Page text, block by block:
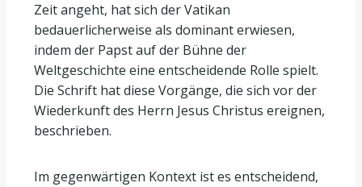
Zeit angeht, hat sich der Vatikan
bedauerlicherweise als dominant erwiesen,
indem der Papst auf der Bühne der
Weltgeschichte eine entscheidende Rolle spielt.
Die Schrift hat diese Vorgänge, die sich vor der
Wiederkunft des Herrn Jesus Christus ereignen,
beschrieben.
Im gegenwärtigen Kontext ist es entscheidend,